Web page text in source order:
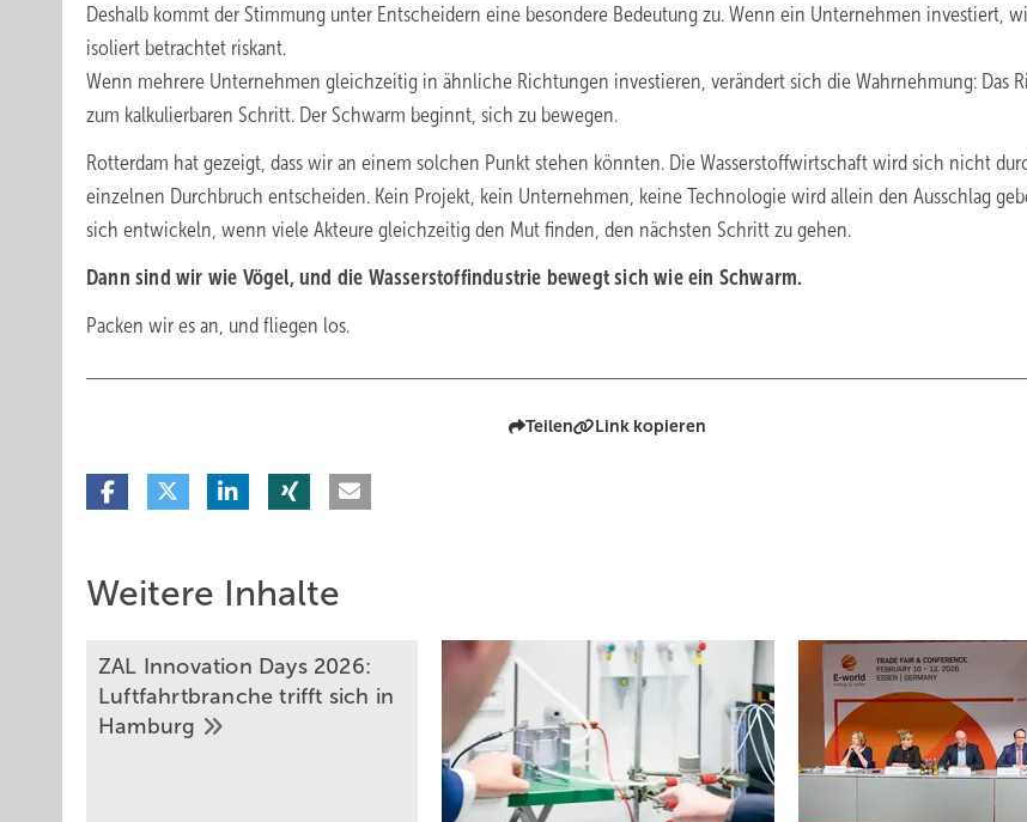
Deshalb kommt der Stimmung unter Entscheidern eine besondere Bedeutung zu. Wenn ein Unternehmen investiert,
isoliert betrachtet riskant.
Wenn mehrere Unternehmen gleichzeitig in ähnliche Richtungen investieren, verändert sich die Wahrnehmung: Das
zum kalkulierbaren Schritt. Der Schwarm beginnt, sich zu bewegen.
Rotterdam hat gezeigt, dass wir an einem solchen Punkt stehen könnten. Die Wasserstoffwirtschaft wird sich nicht
einzelnen Durchbruch entscheiden. Kein Projekt, kein Unternehmen, keine Technologie wird allein den Ausschlag
sich entwickeln, wenn viele Akteure gleichzeitig den Mut finden, den nächsten Schritt zu gehen.
Dann sind wir wie Vögel, und die Wasserstoffindustrie bewegt sich wie ein Schwarm.
Packen wir es an, und fliegen los.
Teilen Link kopieren
Weitere Inhalte
ZAL Innovation Days 2026:
Luftfahrt­branche trifft sich in
Hamburg